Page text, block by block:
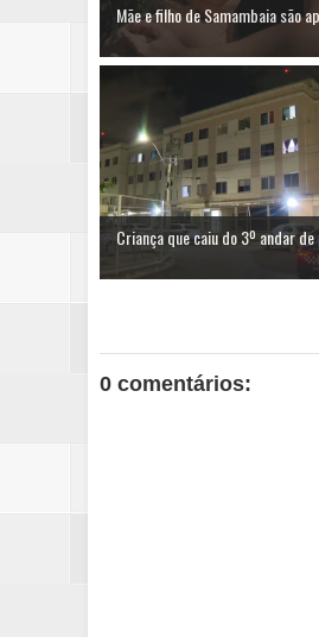
Mãe e filho de Samambaia são
Criança que caiu do 3º andar de
0 comentários: